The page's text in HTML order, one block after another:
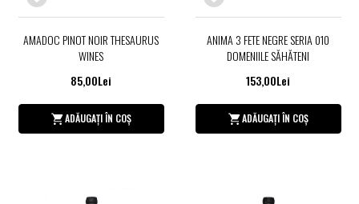
AMADOC PINOT NOIR THESAURUS
WINES
85,00Lei
ADĂUGAȚI ÎN COȘ
ANIMA 3 FETE NEGRE SERIA 010
DOMENIILE SĂHĂTENI
153,00Lei
ADĂUGAȚI ÎN COȘ